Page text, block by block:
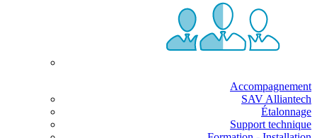
Accompagnement
SAV Alliantech
Étalonnage
Support technique